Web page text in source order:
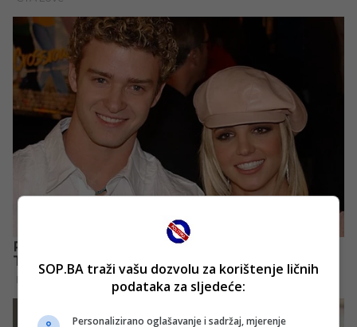
SOP.BA traži vašu dozvolu za korištenje ličnih
podataka za sljedeće:
Personalizirano oglašavanje i sadržaj, mjerenje